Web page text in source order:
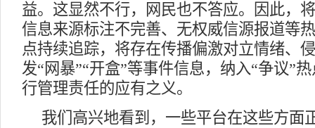
益。这显然不行，网民也不答应。因此，
信息来源标注不完善、无权威信源报道等
点持续追踪，将存在传播偏激对立情绪、
发“网暴”“开盒”等事件信息，纳入“争议”
行管理责任的应有之义。
我们高兴地看到，一些平台在这些方面